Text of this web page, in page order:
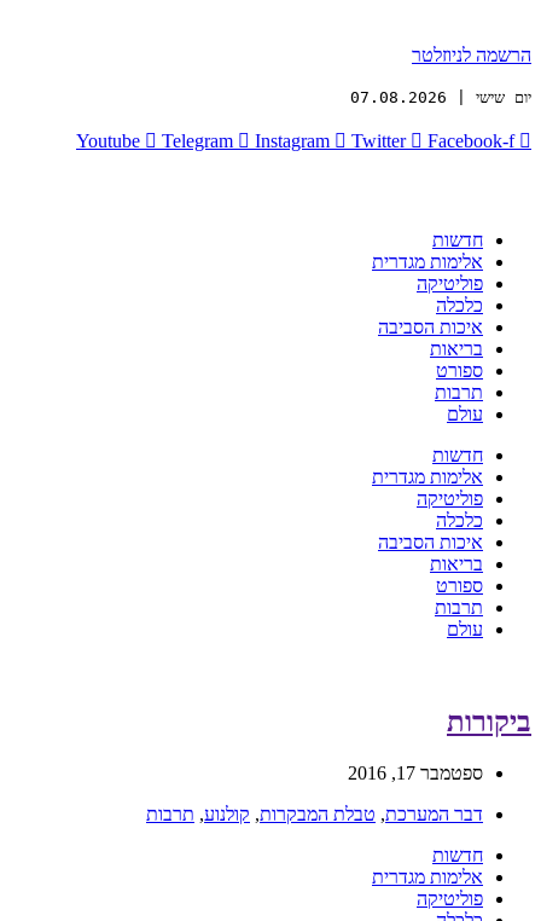
הרשמה לניוזלטר
יום שישי | 07.08.2026
Youtube Telegram Instagram Twitter Facebook-f
חדשות
אלימות מגדרית
פוליטיקה
כלכלה
איכות הסביבה
בריאות
ספורט
תרבות
עולם
חדשות
אלימות מגדרית
פוליטיקה
כלכלה
איכות הסביבה
בריאות
ספורט
תרבות
עולם
ביקורות
ספטמבר 17, 2016
דבר המערכת, טבלת המבקרות, קולנוע, תרבות
חדשות
אלימות מגדרית
פוליטיקה